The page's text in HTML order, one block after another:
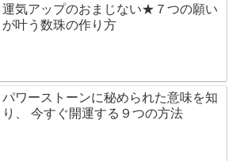
運気アップのおまじない★７つの願い
が叶う数珠の作り方
パワーストーンに秘められた意味を知
り、 今すぐ開運する９つの方法